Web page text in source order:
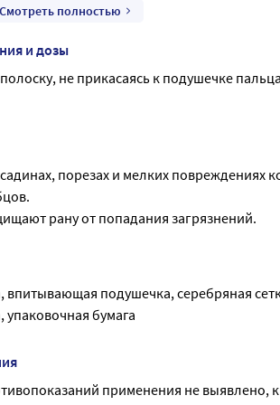
Смотреть полностью
и дозы
не прикасаясь к подушечке
порезах и мелких
рану от попадания загрязнений.
впитывающая подушечка, серебряная
упаковочная бумага
применения не выявлено,